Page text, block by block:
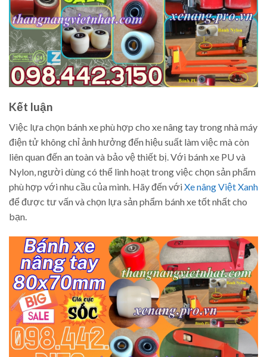
Kết luận
Việc lựa chọn bánh xe phù hợp cho xe nâng tay trong nhà máy
điện tử không chỉ ảnh hưởng đến hiệu suất làm việc mà còn
liên quan đến an toàn và bảo vệ thiết bị. Với bánh xe PU và
Nylon, người dùng có thể linh hoạt trong việc chọn sản phẩm
phù hợp với nhu cầu của mình. Hãy đến vớiXe nâng Việt Xanh
để được tư vấn và chọn lựa sản phẩm bánh xe tốt nhất cho
bạn.